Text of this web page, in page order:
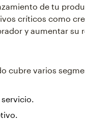
de tu
críticos como
y aumentar su
cubre varios